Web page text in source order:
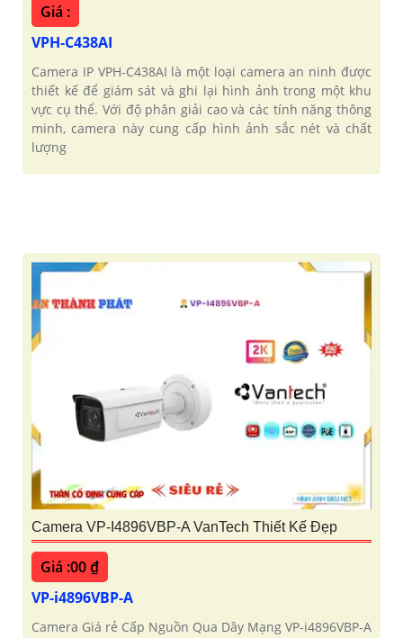
Giá :
VPH-C438AI
Camera IP VPH-C438AI là một loại camera an ninh được
thiết kế để giám sát và ghi lại hình ảnh trong một khu
vực cụ thể. Với độ phân giải cao và các tính năng thông
minh, camera này cung cấp hình ảnh sắc nét và chất
lượng
Camera VP-I4896VBP-A VanTech Thiết Kế Đẹp
Giá :00 ₫
VP-i4896VBP-A
Camera Giá rẻ Cấp Nguồn Qua Dây Mạng VP-i4896VBP-A